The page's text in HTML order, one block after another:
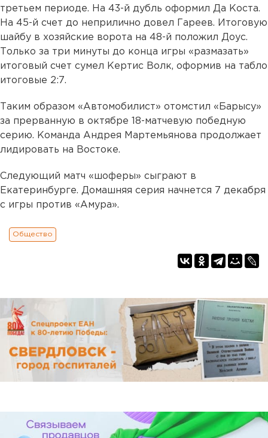
третьем периоде. На 43-й дубль оформил Да Коста.
На 45-й счет до неприлично довел Гареев. Итоговую
шайбу в хозяйские ворота на 48-й положил Доус.
Только за три минуты до конца игры «размазать»
итоговый счет сумел Кертис Волк, оформив на табло
итоговые 2:7.
Таким образом «Автомобилист» отомстил «Барысу»
за прерванную в октябре 18-матчевую победную
серию. Команда Андрея Мартемьянова продолжает
лидировать на Востоке.
Следующий матч «шоферы» сыграют в
Екатеринбурге. Домашняя серия начнется 7 декабря
с игры против «Амура».
Общество